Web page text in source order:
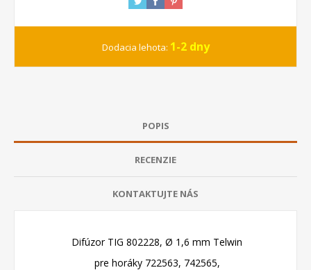
Dodacia lehota: 1-2 dny
POPIS
RECENZIE
KONTAKTUJTE NÁS
Difúzor TIG 802228, Ø 1,6 mm Telwin
pre horáky 722563, 742565,